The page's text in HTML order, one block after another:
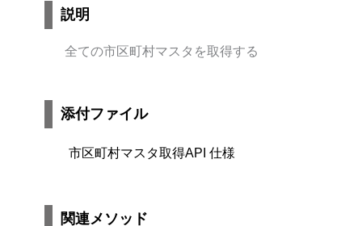
説明
全ての市区町村マスタを取得する
添付ファイル
市区町村マスタ取得API 仕様
関連メソッド